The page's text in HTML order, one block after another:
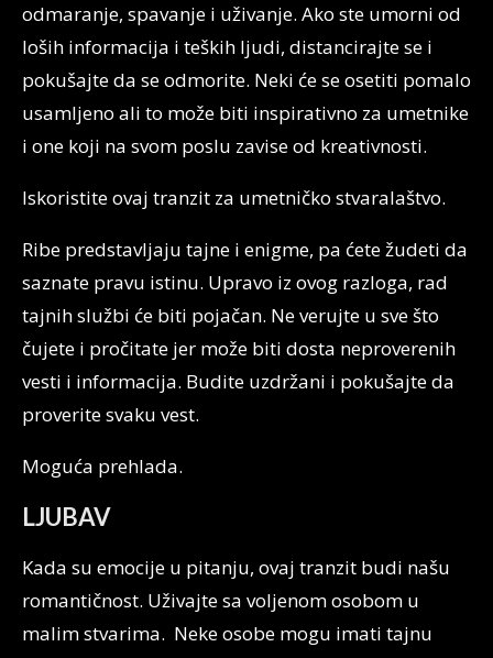
odmaranje, spavanje i uživanje. Ako ste umorni od
loših informacija i teških ljudi, distancirajte se i
pokušajte da se odmorite. Neki će se osetiti pomalo
usamljeno ali to može biti inspirativno za umetnike
i one koji na svom poslu zavise od kreativnosti.
Iskoristite ovaj tranzit za umetničko stvaralaštvo.
Ribe predstavljaju tajne i enigme, pa ćete žudeti da
saznate pravu istinu. Upravo iz ovog razloga, rad
tajnih službi će biti pojačan. Ne verujte u sve što
čujete i pročitate jer može biti dosta neproverenih
vesti i informacija. Budite uzdržani i pokušajte da
proverite svaku vest.
Moguća prehlada.
LJUBAV
Kada su emocije u pitanju, ovaj tranzit budi našu
romantičnost. Uživajte sa voljenom osobom u
malim stvarima. Neke osobe mogu imati tajnu